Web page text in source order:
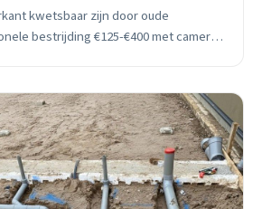
kwetsbaar zijn door oude
bestrijding €125-€400 met camera-